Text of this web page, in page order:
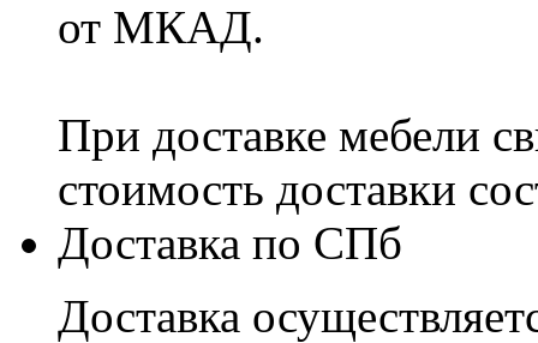
от МКАД.
При доставке мебели
стоимость доставки
Доставка по СПб
Доставка